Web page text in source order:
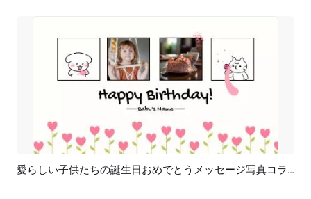
プレビュー AI再生成 愛らしい子供たちの誕生日おめでとうメッセージ写真コラージュスライドショー